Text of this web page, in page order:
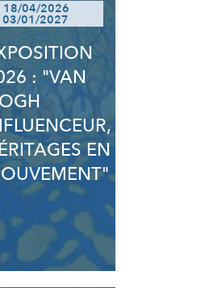
18/04/2026
03/01/2027
: "VAN
EN